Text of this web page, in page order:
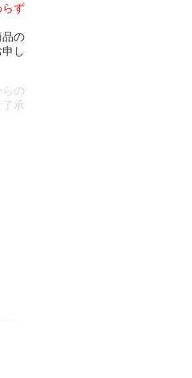
ず
の
し
の
承